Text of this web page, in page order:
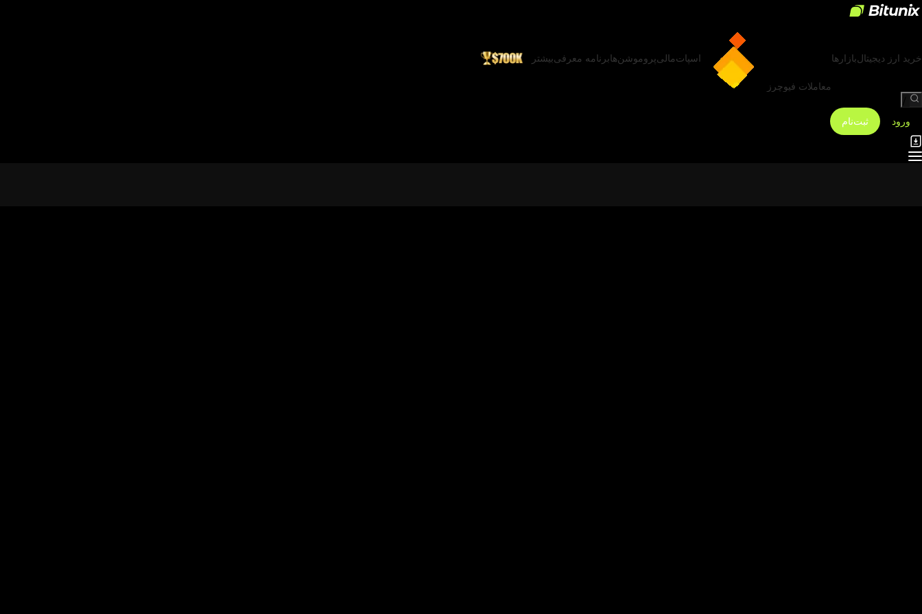
خرید ارز دیجیتالبازارها
معاملات فیوچرز
اسپاتمالیپروموشن‌هابرنامه معرفیبیشتر
ورود
ثبت‌نام